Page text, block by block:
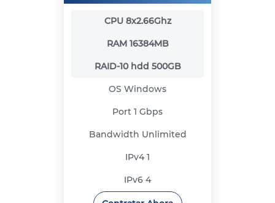
CPU 8x2.66Ghz
RAM 16384MB
RAID-10 hdd 500GB
OS Windows
Port 1 Gbps
Bandwidth Unlimited
IPv41
IPv6 4